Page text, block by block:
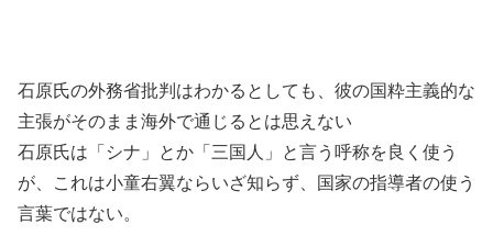
石原氏の外務省批判はわかるとしても、彼の国粋主義的な
主張がそのまま海外で通じるとは思えない
石原氏は「シナ」とか「三国人」と言う呼称を良く使う
が、これは小童右翼ならいざ知らず、国家の指導者の使う
言葉ではない。